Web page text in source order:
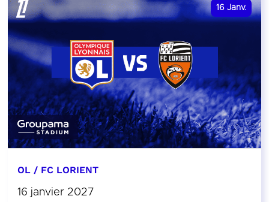
16 Janv.
OL / FC LORIENT
16 janvier 2027